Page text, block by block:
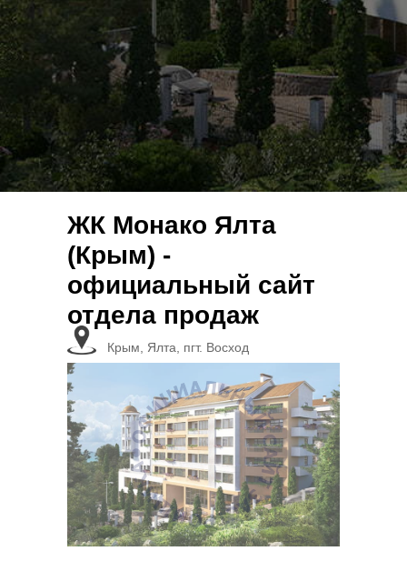
ЖК Монако Ялта
(Крым) -
официальный сайт
отдела продаж
Крым, Ялта, пгт. Восход